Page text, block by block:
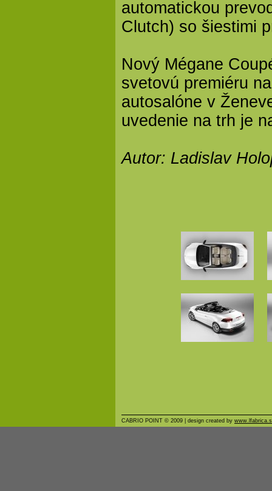
automatickou
Clutch) so šiestimi
Nový Mégane
svetovú premiéru
autosalóne v
uvedenie na trh je
Autor: Ladislav
CABRIO POINT © 2009 | design created by